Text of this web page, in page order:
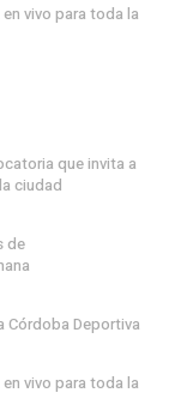
vivo para toda la
que invita a
ciudad
de
Córdoba Deportiva
vivo para toda la